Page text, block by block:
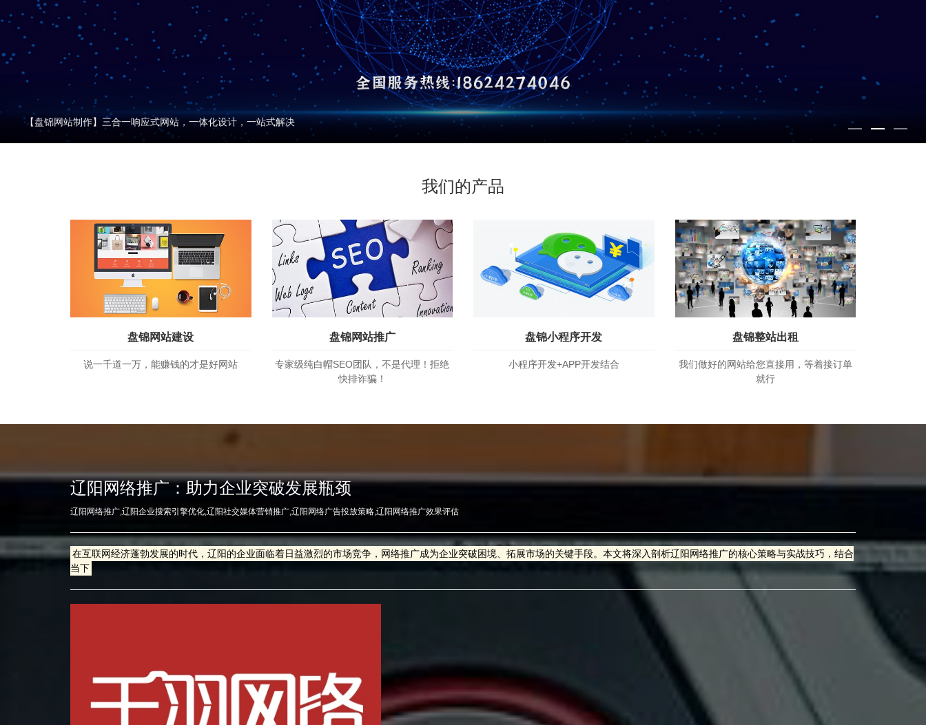
【盘锦SEO网站推广】有技术，能赚钱的正经网站技术团队竭诚为您服务
我们的产品
盘锦网站建设
说一千道一万，能赚钱的才是好网站
盘锦网站推广
专家级纯白帽SEO团队，不是代理！拒绝
快排诈骗！
盘锦小程序开发
小程序开发+APP开发结合
盘锦整站出租
我们做好的网站给您直接用，等着接订单
就行
辽阳网络推广：助力企业突破发展瓶颈
辽阳网络推广,辽阳企业搜索引擎优化,辽阳社交媒体营销推广,辽阳网络广告投放策略,辽阳网络推广效果评估
在互联网经济蓬勃发展的时代，辽阳的企业面临着日益激烈的市场竞争，网络推广成为企业突破困境、拓展市场的关键手段。本文将深入剖析辽阳网络推广的核心策略与实战技巧，结合
当下